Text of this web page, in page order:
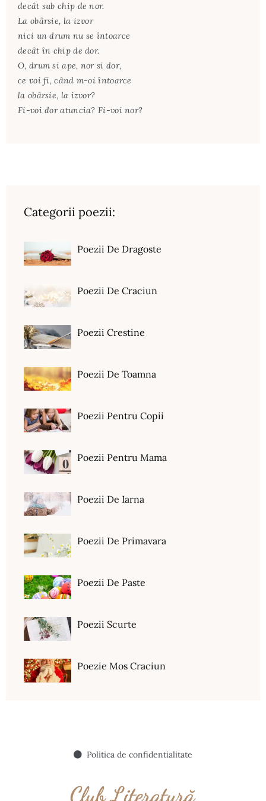
decât sub chip de nor.
La obârsie, la izvor
nici un drum nu se întoarce
decât în chip de dor.
O, drum si ape, nor si dor,
ce voi fi, când m-oi întoarce
la obârsie, la izvor?
Fi-voi dor atuncia? Fi-voi nor?
Categorii poezii:
Poezii De Dragoste
Poezii De Craciun
Poezii Crestine
Poezii De Toamna
Poezii Pentru Copii
Poezii Pentru Mama
Poezii De Iarna
Poezii De Primavara
Poezii De Paste
Poezii Scurte
Poezie Mos Craciun
Politica de confidentialitate